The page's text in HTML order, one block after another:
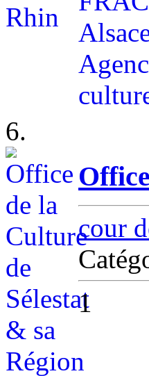
6.
cour
1